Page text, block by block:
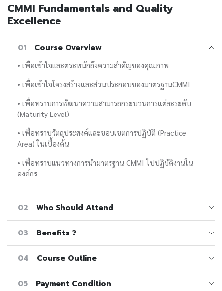
CMMI Fundamentals and Quality
Excellence
01 Course Overview
• เพื่อเข้าใจและตระหนักถึงความสำคัญของคุณภาพ
• เพื่อเข้าใจโครงสร้างและส่วนประกอบของมาตรฐานCMMI
• เพื่อทราบการพัฒนาความสามารถกระบวนการแต่ละระดับ
(Maturity Level)
• เพื่อทราบวัตถุประสงค์และขอบเขตการปฏิบัติ (Practice
Area) ในเบื้องต้น
• เพื่อทราบแนวทางการนำมาตรฐาน CMMI ไปปฏิบัติงานใน
องค์กร
02 Who Should Attend
03 Benefits ?
04 Course Outline
05 Payment Condition